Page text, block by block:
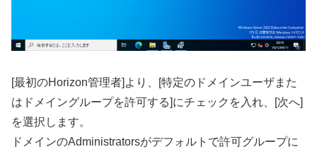
[最初のHorizon管理者]より、[特定のドメインユーザまた
はドメイングループを許可する]にチェックを入れ、[次へ]
を選択します。
ドメインのAdministratorsがデフォルトで許可グループに